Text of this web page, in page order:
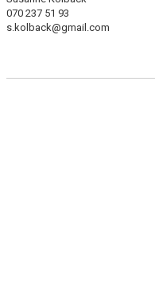
070 237 51 93
s.kolback@gmail.com